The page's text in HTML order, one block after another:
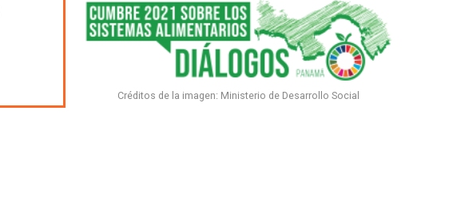
Créditos de la imagen: Ministerio de Desarrollo Social